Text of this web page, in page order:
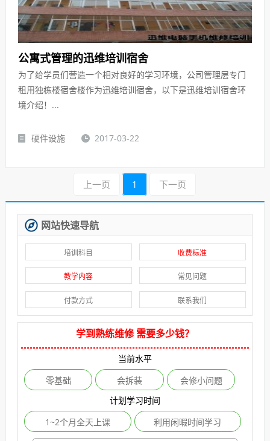
公寓式管理的迅维培训宿舍
为了给学员们营造一个相对良好的学习环境，公司管理层专门
租用独栋楼宿舍楼作为迅维培训宿舍，以下是迅维培训宿舍环
境介绍！...
硬件设施 2017-03-22
上一页 1 下一页
网站快速导航
培训科目 收费标准
教学内容 常见问题
付款方式 联系我们
学到熟练维修 需要多少钱？
当前水平
零基础
会拆装
会修小问题
计划学习时间
1~2个月全天上课
利用闲暇时间学习